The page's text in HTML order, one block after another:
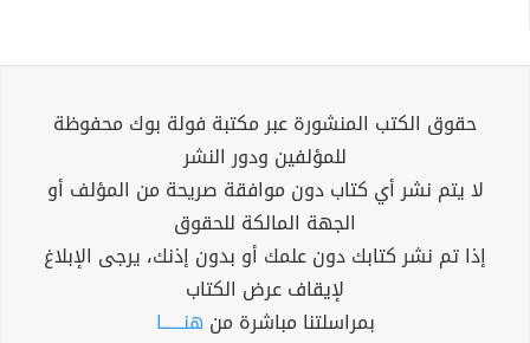
حقوق الكتب المنشورة عبر مكتبة فولة بوك محفوظة
للمؤلفين ودور النشر
لا يتم نشر أي كتاب دون موافقة صريحة من المؤلف أو
الجهة المالكة للحقوق
إذا تم نشر كتابك دون علمك أو بدون إذنك، يرجى الإبلاغ
لإيقاف عرض الكتاب
بمراسلتنا مباشرة من هنــــــا